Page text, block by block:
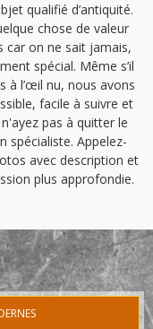
qualifié d’antiquité.
chose de valeur
car on ne sait jamais,
spécial. Même s’il
à l’œil nu, nous avons
facile à suivre et
pas à quitter le
spécialiste. Appelez-
avec description et
plus approfondie.